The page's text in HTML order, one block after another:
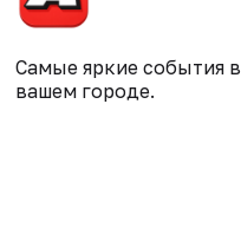
Самые яркие события в
вашем городе.